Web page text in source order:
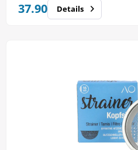
37.90 Details